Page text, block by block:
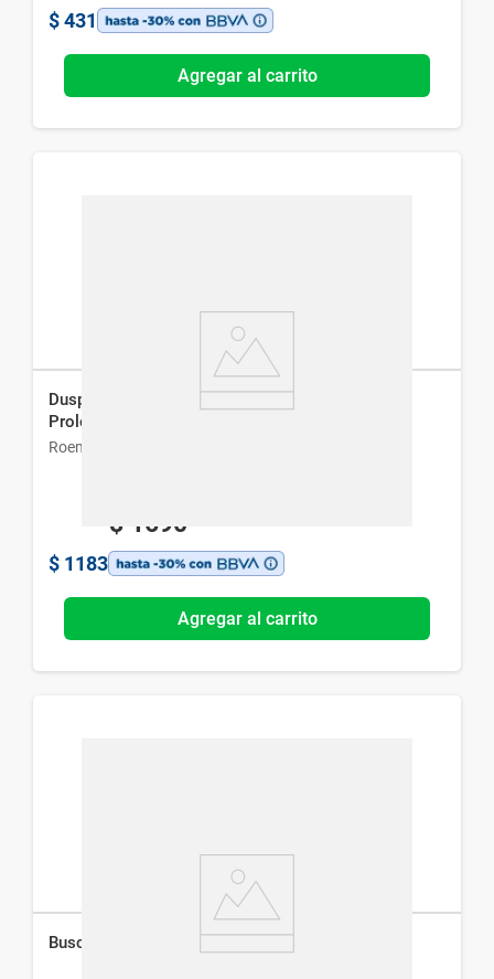
$ 431
Agregar al carrito
Duspatalin 200 mg x 20 Cápsulas de Liberación
Prolongada
Roemmers
$ 1690
$ 1183
Agregar al carrito
Buscapina Duo Gotas x 20 ml